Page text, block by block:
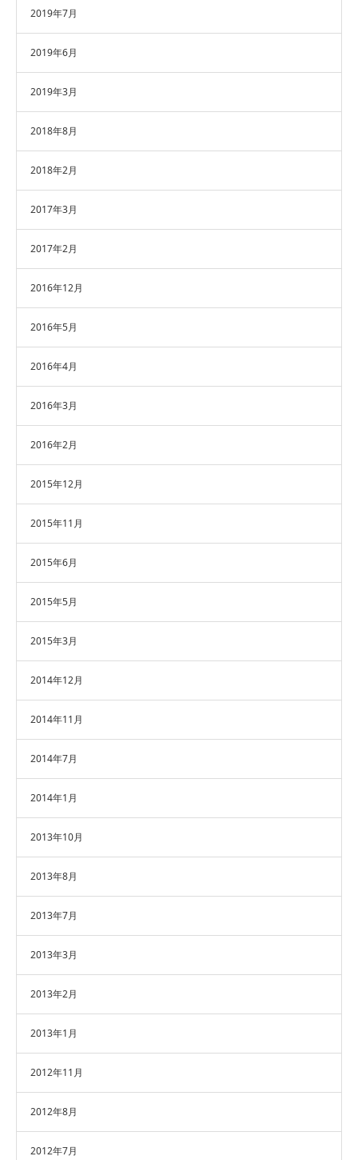
2019年7月
2019年6月
2019年3月
2018年8月
2018年2月
2017年3月
2017年2月
2016年12月
2016年5月
2016年4月
2016年3月
2016年2月
2015年12月
2015年11月
2015年6月
2015年5月
2015年3月
2014年12月
2014年11月
2014年7月
2014年1月
2013年10月
2013年8月
2013年7月
2013年3月
2013年2月
2013年1月
2012年11月
2012年8月
2012年7月